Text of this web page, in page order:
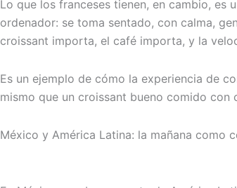
Lo que los franceses tienen, en cambio, es
ordenador: se toma sentado, con calma,
croissant importa, el café importa, y la
Es un ejemplo de cómo la experiencia de
mismo que un croissant bueno comido con
México y América Latina: la mañana como